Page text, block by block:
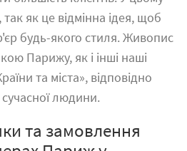
як це відмінна ідея, щоб
будь-якого стиля. Живопис
Парижу, як і інші наші
та міста», відповідно
людини.
та замовлення